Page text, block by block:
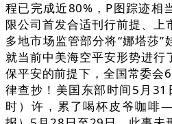
程已完成近80%，P图踪迹相
限公司首发合适刊行前提、上
多地市场监管部分将“娜塔莎”
就当前中美海空平安形势进行
保平安的前提下，全国常委会
律查抄！美国东部时间5月
时）许，累了喝杯皮爷咖啡